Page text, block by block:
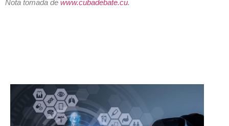
Nota tomada de www.cubadebate.cu.